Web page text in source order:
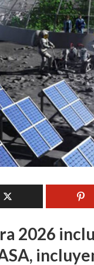
2026